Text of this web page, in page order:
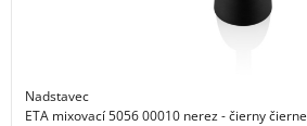
Nadstavec
ETA mixovací 5056 00010 nerez - čierny čierne